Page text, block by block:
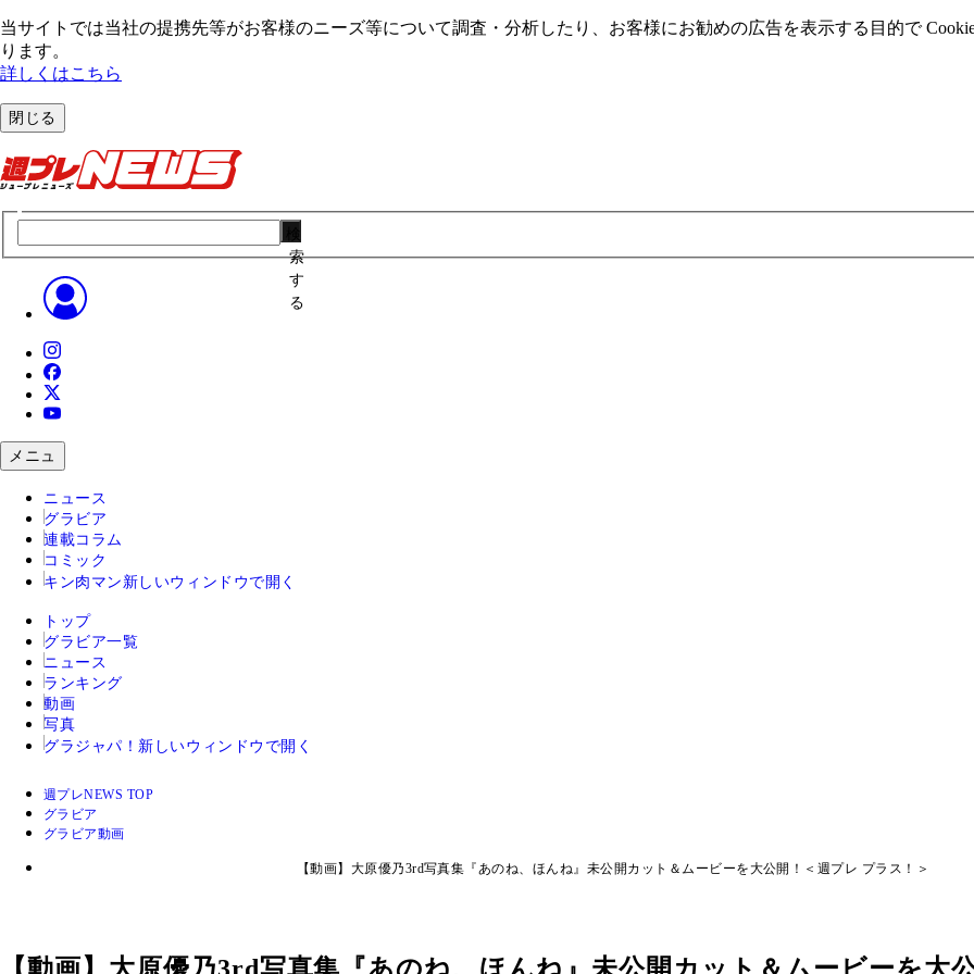
当サイトでは当社の提携先等がお客様のニーズ等について調査・分析したり、お客様にお勧めの広告を表⽰する⽬的で
ります。
詳しくはこちら
閉じる
索
す
る
メニュ
ニュース
グラビア
連載コラム
コミック
キン肉マン 新しいウィンドウで開く
トップ
グラビア一覧
ニュース
ランキング
動画
写真
グラジャパ！ 新しいウィンドウで開く
週プレNEWS TOP
グラビア
グラビア動画
【動画】大原優乃3rd写真集『あのね、ほんね』未公開カット＆ムービーを大公開！＜週プレ プラス！＞
【動画】大原優乃3rd写真集『あのね、ほんね』未公開カット＆ムービーを大